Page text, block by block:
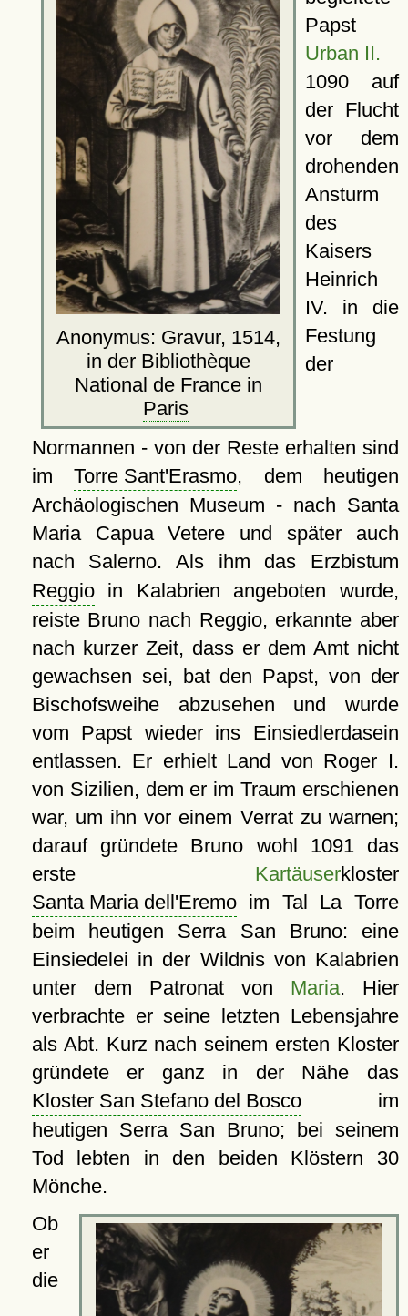
Anonymus: Gravur, 1514,
in der Bibliothèque
National de France in
Paris
Papst
Urban II.
1090 auf
der Flucht
vor dem
drohenden
Ansturm
des
Kaisers
Heinrich
IV. in die
Festung
der
Normannen - von der Reste erhalten sind
imTorre Sant'Erasmo, dem heutigen
Archäologischen Museum - nach Santa
Maria Capua Vetere und später auch
nach Salerno. Als ihm das Erzbistum
Reggioin Kalabrien angeboten wurde,
reiste Bruno nach Reggio, erkannte aber
nach kurzer Zeit, dass er dem Amt nicht
gewachsen sei, bat den Papst, von der
Bischofsweihe abzusehen und wurde
vom Papst wieder ins Einsiedlerdasein
entlassen. Er erhielt Land von Roger I.
von Sizilien, dem er im Traum erschienen
war, um ihn vor einem Verrat zu warnen;
darauf gründete Bruno wohl 1091 das
erste Kartäuserkloster
Santa Maria dell'Eremoim Tal La Torre
beim heutigen Serra San Bruno: eine
Einsiedelei in der Wildnis von Kalabrien
unter dem Patronat von Maria. Hier
verbrachte er seine letzten Lebensjahre
als Abt. Kurz nach seinem ersten Kloster
gründete er ganz in der Nähe das
Kloster San Stefano del Boscoim
heutigen Serra San Bruno; bei seinem
Tod lebten in den beiden Klöstern 30
Mönche.
Ob
er
die